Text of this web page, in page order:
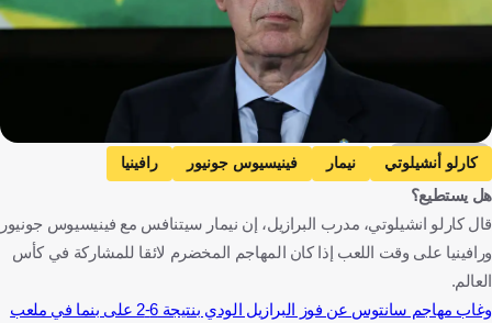
Getty Images
كارلو أنشيلوتي نيمار فينيسيوس جونيور
رافينيا
البرازيل
هل يستطيع؟
قال كارلو انشيلوتي، مدرب البرازيل، إن نيمار سيتنافس مع فينيسيوس جونيور
ورافينيا على وقت اللعب إذا كان المهاجم المخضرم لائقا للمشاركة في كأس
العالم.
وغاب مهاجم سانتوس عن فوز البرازيل الودي بنتيجة 6-2 على بنما في ملعب